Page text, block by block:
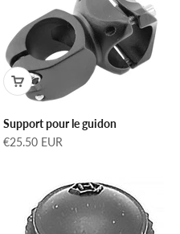
Support pour le guidon
Prix de vente
€25.50 EUR